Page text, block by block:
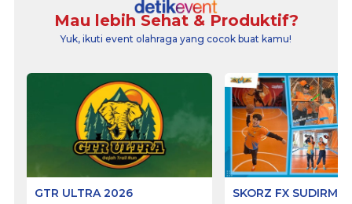
Mau lebih Sehat & Produktif?
Yuk, ikuti event olahraga yang cocok buat kamu!
GTR ULTRA 2026 SKORZ FX